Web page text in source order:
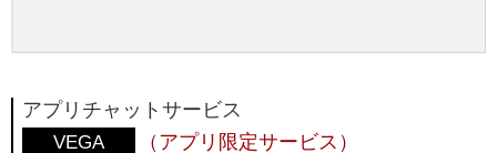
アプリチャットサービス
VEGA （アプリ限定サービス）